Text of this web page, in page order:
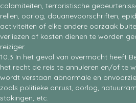
calamiteiten, terroristische
rellen, oorlog, douanevoorschriften,
activiteiten of elke andere oorzaak
verliezen of kosten dienen te worden
reiziger.
10.3 In het geval van overmacht heeft
het recht de reis te annuleren en/of te
wordt verstaan abnormale en
zoals politieke onrust, oorlog,
stakingen, etc.